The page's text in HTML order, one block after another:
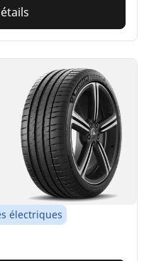
électriques